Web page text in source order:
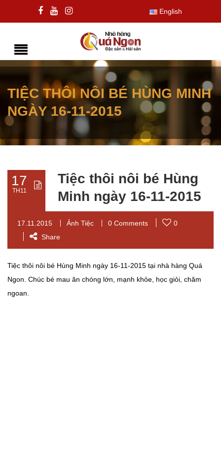
English
TIỆC THÔI NÔI BÉ HÙNG MINH
NGÀY 16-11-2015
17
TH11
Tiệc thôi nôi bé Hùng
Minh ngày 16-11-2015
17.11.2015 Ảnh Tiệc 0 Comments
0
Share
Tiệc thôi nôi bé Hùng Minh ngày 16-11-2015 tại nhà hàng Quá
Ngon. Chúc bé mau ăn chóng lớn, mạnh khỏe, học giỏi, chăm
ngoan.